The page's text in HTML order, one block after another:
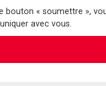
bouton « soumettre »,
avec vous.